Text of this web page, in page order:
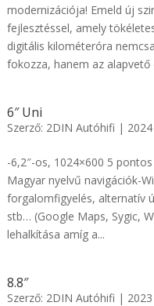
modernizációja! Emeld új
fejlesztéssel, amely
digitális kilométeróra
fokozza, hanem az alapvető
6″ Uni
Szerző: 2DIN Autóhifi |
-6,2″-os, 1024×600 5
Magyar nyelvű navigációk-
forgalomfigyelés, alternatív
stb… (Google Maps, Sygic,
lehalkítása amíg a...
8.8″
Szerző: 2DIN Autóhifi |